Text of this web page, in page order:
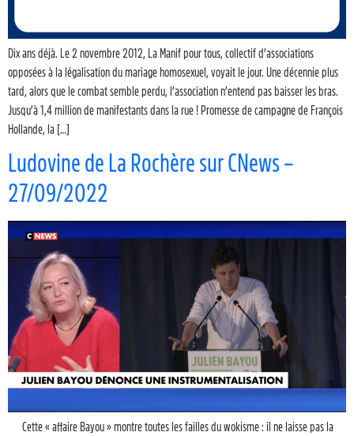
Dix ans déjà. Le 2 novembre 2012, La Manif pour tous, collectif d’associations
opposées à la légalisation du mariage homosexuel, voyait le jour. Une décennie plus
tard, alors que le combat semble perdu, l’association n’entend pas baisser les bras.
Jusqu’à 1,4 million de manifestants dans la rue ! Promesse de campagne de François
Hollande, la […]
Ludovine de La Rochère sur CNews –
27/09/2022
Cette « affaire Bayou » montre toutes les failles du wokisme : il ne laisse pas la